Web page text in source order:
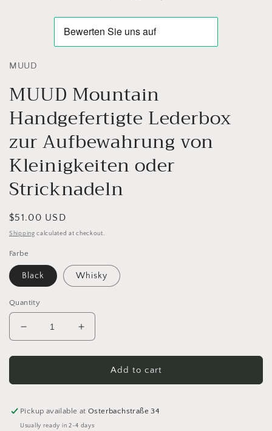
MUUD
MUUD Mountain
Handgefertigte Lederbox
zur Aufbewahrung von
Kleinigkeiten oder
Stricknadeln
Regular
price
$51.00 USD
Shipping calculated at checkout.
Farbe
Black Whisky
Quantity
Decrease
quantity
for
Mountain
Lederbox
zur
Increase
quantity
for
MUUD
Mountain
Lederbox
zur
Add to cart
Pickup available atOsterbachstraße 34
Usually ready in 2-4 days